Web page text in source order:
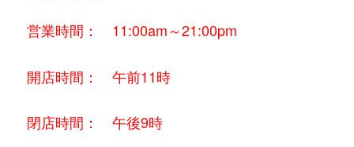
営業時間： 11:00am～21:00pm
開店時間： 午前11時
閉店時間： 午後9時